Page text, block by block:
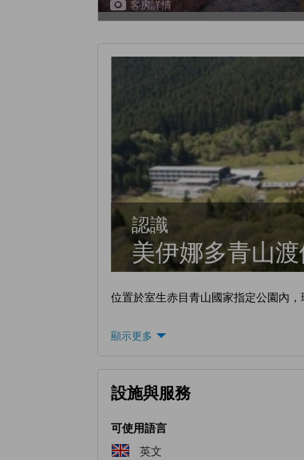
客房詳情
認識
美伊娜多青山
位置於室生赤目青山國家指定公園內
顯示更多
設施與服務
可使用語言
英文